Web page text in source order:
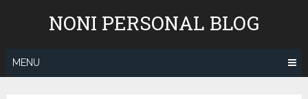
NONI PERSONAL BLOG
MENU